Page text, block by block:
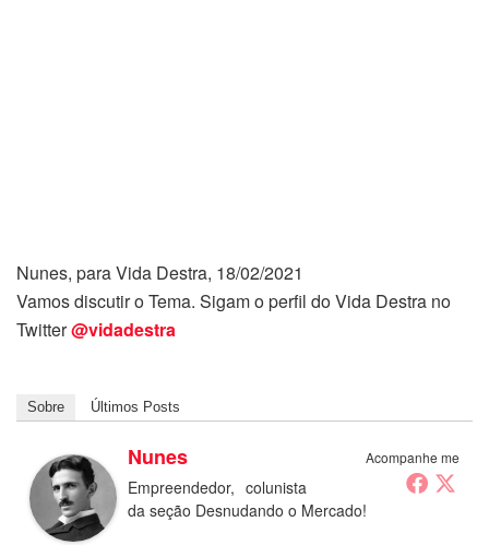
Nunes, para Vida Destra, 18/02/2021
Vamos discutir o Tema. Sigam o perfil do Vida Destra no
Twitter@vidadestra
Sobre Últimos Posts
Acompanhe me
Nunes
Empreendedor, colunista
da seção Desnudando o Mercado!